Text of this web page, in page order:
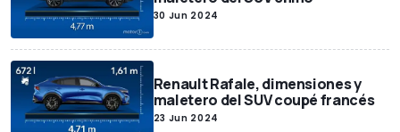
30 Jun 2024
Renault Rafale, dimensiones y
maletero del SUV coupé francés
23 Jun 2024